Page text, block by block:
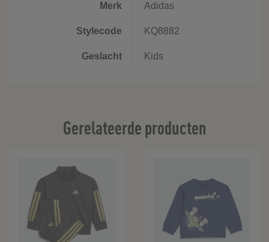
Merk Adidas
Stylecode KQ8882
Geslacht Kids
Gerelateerde producten